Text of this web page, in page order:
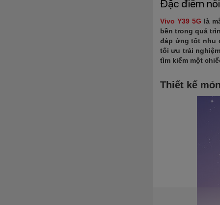
Đặc điểm
Vivo Y39 5G là
bền trong quá
đáp ứng tốt nhu
tối ưu trải
tìm kiếm một
Thiết kế